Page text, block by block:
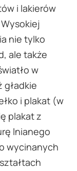
i lakierów
nie tylko
ale także
w
gładkie
i plakat (w
plakat z
lnianego
wycinanych